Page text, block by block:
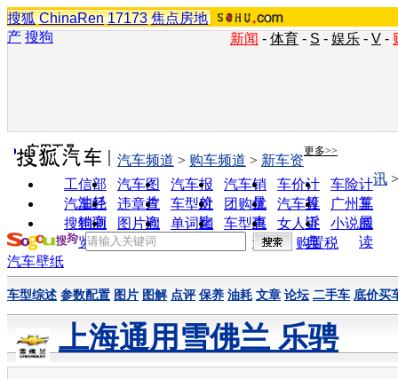
搜狐 ChinaRen 17173 焦点房地
产 搜狗 新闻 - 体育 - S - 娱乐 - V -
实用工具 更多>>
工信部
油耗
汽车图
片
汽车报
价
汽车销
量
车价计
算
车险计
算
汽车经
销商
违章查
询
车型对
比
团购优
惠
汽车投
诉
广州车
展
搜狗浏
览器
图片欣
赏
单词翻
车型查
询
女人宝
典
小说阅
读
汽车频道 > 购车频道 > 新车资
讯
购置税
汽车壁纸
车型综述 参数配置 图片 图解 点评 保养 油耗 文章 论坛 二手车 底价买
上海通用雪佛兰 乐骋